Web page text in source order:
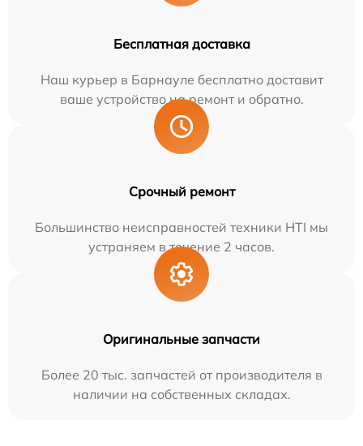
Бесплатная доставка
Наш курьер в Барнауле бесплатно доставит
ваше устройство на ремонт и обратно.
Срочный ремонт
Большинство неисправностей техники HTI мы
устраняем в течение 2 часов.
Оригинальные запчасти
Более 20 тыс. запчастей от производителя в
наличии на собственных складах.